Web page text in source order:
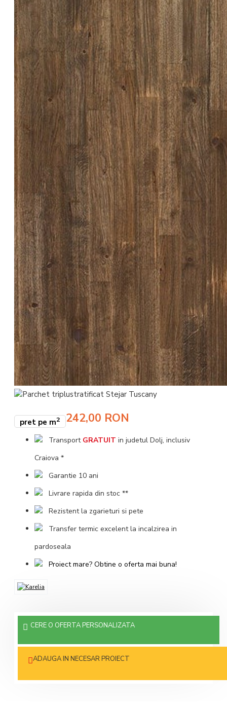
242,00 RON
pret pe m2
Transport GRATUIT in judetul Dolj, inclusiv
Craiova *
Garantie 10 ani
Livrare rapida din stoc **
Rezistent la zgarieturi si pete
Transfer termic excelent la incalzirea in
pardoseala
Proiect mare? Obtine o oferta mai buna!
CERE O OFERTA PERSONALIZATA
ADAUGA IN NECESAR PROIECT